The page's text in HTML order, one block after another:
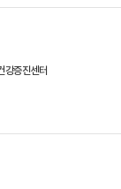
강증진센터